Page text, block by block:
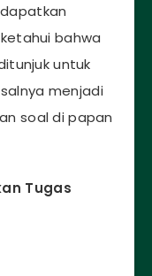
bahwa
untuk
menjadi
soal di papan
Tugas